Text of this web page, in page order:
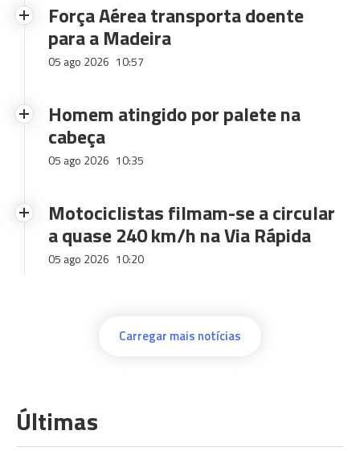
Força Aérea transporta doente
para a Madeira
05 ago 2026 10:57
Homem atingido por palete na
cabeça
05 ago 2026 10:35
Motociclistas filmam-se a circular
a quase 240 km/h na Via Rápida
05 ago 2026 10:20
Carregar mais notícias
Últimas